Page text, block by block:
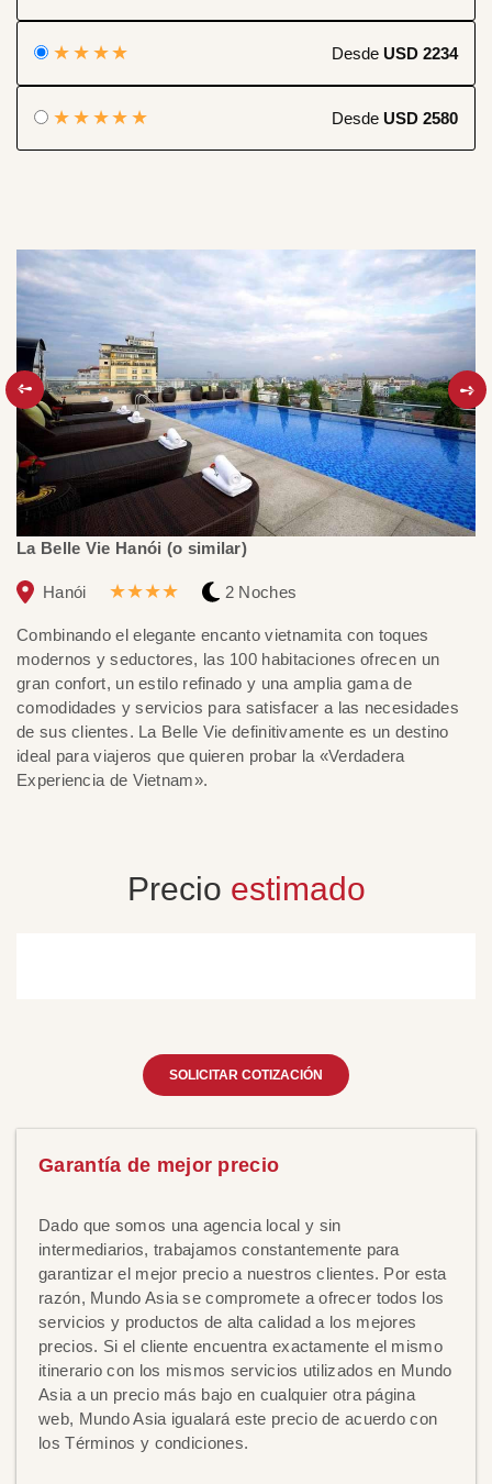
★★★★ Desde USD 2234
★★★★★ Desde USD 2580
La Belle Vie Hanói (o similar)
Hanói ★★★★ 2 Noches
Combinando el elegante encanto vietnamita con toques
modernos y seductores, las 100 habitaciones ofrecen un
gran confort, un estilo refinado y una amplia gama de
comodidades y servicios para satisfacer a las necesidades
de sus clientes. La Belle Vie definitivamente es un destino
ideal para viajeros que quieren probar la «Verdadera
Experiencia de Vietnam».
Precio estimado
SOLICITAR COTIZACIÓN
Garantía de mejor precio
Dado que somos una agencia local y sin
intermediarios, trabajamos constantemente para
garantizar el mejor precio a nuestros clientes. Por esta
razón, Mundo Asia se compromete a ofrecer todos los
servicios y productos de alta calidad a los mejores
precios. Si el cliente encuentra exactamente el mismo
itinerario con los mismos servicios utilizados en Mundo
Asia a un precio más bajo en cualquier otra página
web, Mundo Asia igualará este precio de acuerdo con
los Términos y condiciones.